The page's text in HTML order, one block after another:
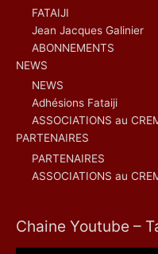
FATAIJI
Jean Jacques Galinier
ABONNEMENTS
NEWS
NEWS
Adhésions Fataiji
ASSOCIATIONS au
PARTENAIRES
PARTENAIRES
ASSOCIATIONS au
Chaine Youtube –